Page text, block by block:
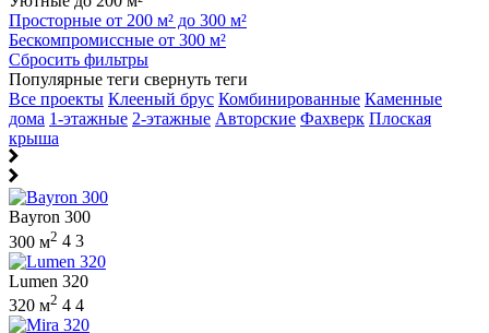
Просторные от 200 м² до 300 м²
Бескомпромиссные от 300 м²
Сбросить фильтры
Популярные теги свернуть теги
Все проекты Клееный брус Комбинированные Каменные
дома 1-этажные 2-этажные Авторские Фахверк Плоская
крыша
Bayron 300
300 м2 4 3
Lumen 320
320 м2 4 4